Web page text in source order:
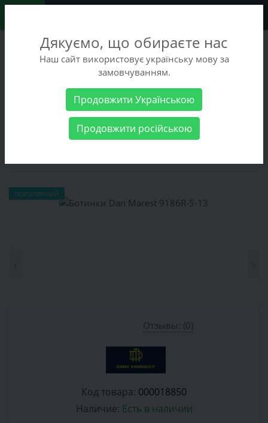
+38 (068) 486-90-09
+38 (093) 486-90-09
Мужские товары Мужская обувь Ботинки
ПОПУЛЯРНЫЙ
Отзывы: (0)
Код товара: 000018850
Наличие: Есть в наличии
Дякуємо, що обираєте нас
Наш сайт використовує українську мову за
замовчуванням.
Продовжити Українською
Продовжити російською